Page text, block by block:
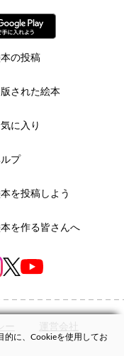
の投稿
された絵本
に入り
プ
を投稿しよう
を作る皆さんへ
ー 運営会社
的に、Cookieを使用してお